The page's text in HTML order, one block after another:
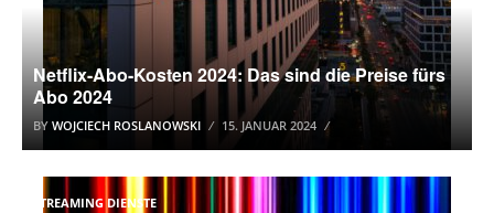
Netflix-Abo-Kosten 2024: Das sind die Preise fürs
Abo 2024
BY WOJCIECH ROSLANOWSKI 15. JANUAR 2024
STREAMING DIENSTE